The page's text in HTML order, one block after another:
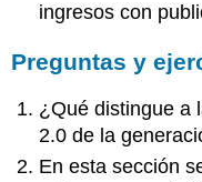
ingresos con
Preguntas y
¿Qué distingue a
2.0 de la
En esta sección